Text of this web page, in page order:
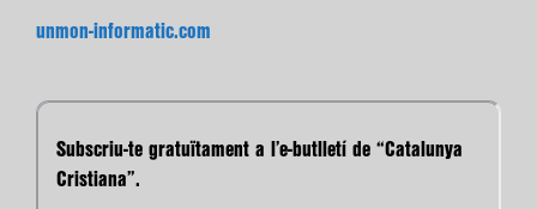
unmon-informatic.com
Subscriu-te gratuïtament a l’e-butlletí de “Catalunya
Cristiana”.